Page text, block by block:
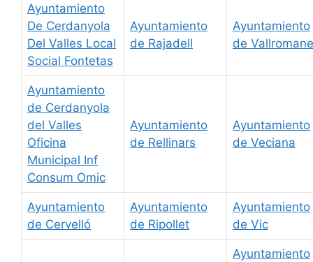
Ayuntamiento
De Cerdanyola
Del Valles Local
Social Fontetas
Ayuntamiento
de Rajadell
Ayuntamiento
de
Ayuntamiento
de Cerdanyola
del Valles
Oficina
Municipal Inf
Consum Omic
Ayuntamiento
de Rellinars
Ayuntamiento
de Veciana
Ayuntamiento
de Cervelló
Ayuntamiento
de Ripollet
Ayuntamiento
de Vic
Ayuntamiento